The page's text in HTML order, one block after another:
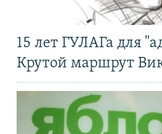
15 лет ГУЛАГа для
Крутой маршрут